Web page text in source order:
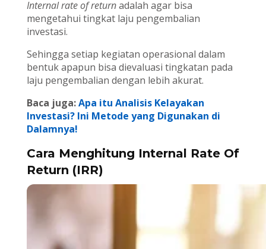
Internal rate of returnadalah agar bisa
mengetahui tingkat laju pengembalian
investasi.
Sehingga setiap kegiatan operasional dalam
bentuk apapun bisa dievaluasi tingkatan pada
laju pengembalian dengan lebih akurat.
Baca juga:Apa itu Analisis Kelayakan
Investasi? Ini Metode yang Digunakan di
Dalamnya!
Cara Menghitung Internal Rate Of
Return (IRR)